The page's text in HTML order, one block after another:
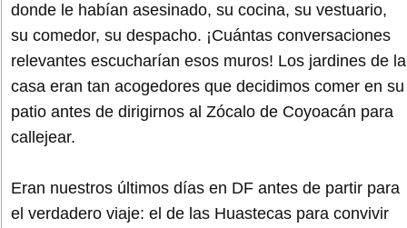
donde le habían asesinado, su cocina, su vestuario,
su comedor, su despacho. ¡Cuántas conversaciones
relevantes escucharían esos muros! Los jardines de la
casa eran tan acogedores que decidimos comer en su
patio antes de dirigirnos al Zócalo de Coyoacán para
callejear.
Eran nuestros últimos días en DF antes de partir para
el verdadero viaje: el de las Huastecas para convivir